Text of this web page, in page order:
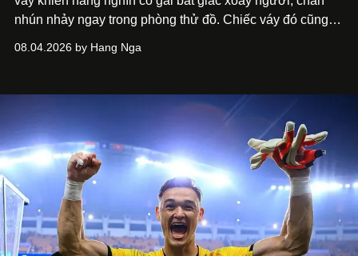
nhún nhảy ngay trong phòng thử đồ. Chiếc váy đó cũng
bước thẳng vào ống kính của giới mộ điệu quốc tế.
08.04.2026 by Hang Nga